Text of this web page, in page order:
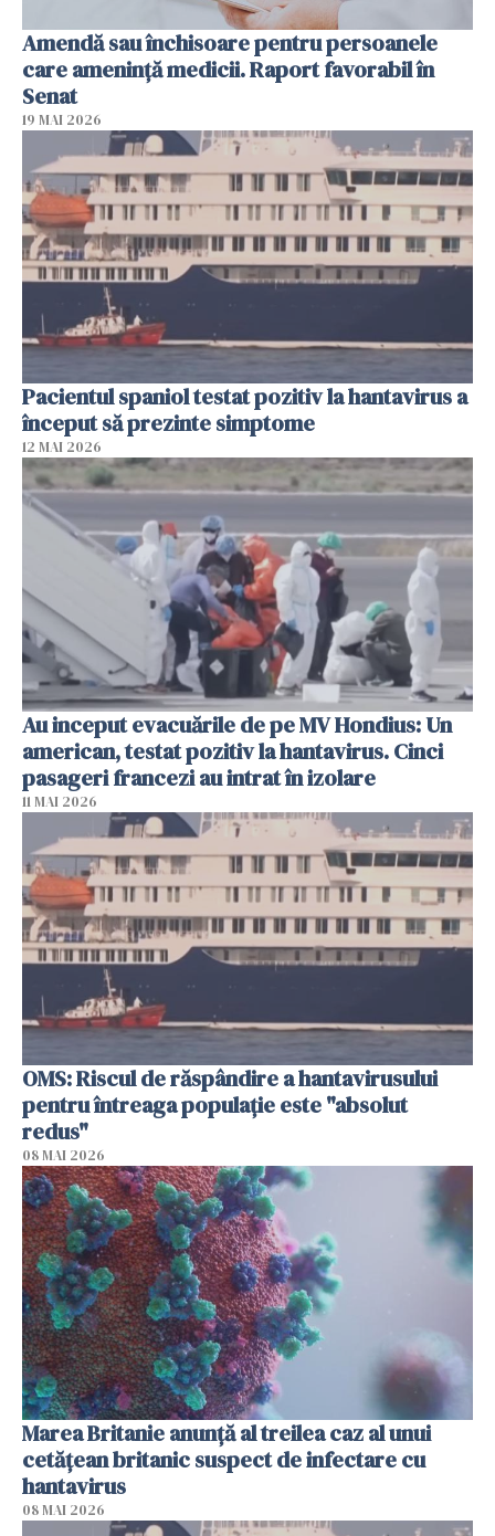
Amendă sau închisoare pentru persoanele
care ameninţă medicii. Raport favorabil în
Senat
19 MAI 2026
Pacientul spaniol testat pozitiv la hantavirus a
început să prezinte simptome
12 MAI 2026
Au inceput evacuările de pe MV Hondius: Un
american, testat pozitiv la hantavirus. Cinci
pasageri francezi au intrat în izolare
11 MAI 2026
OMS: Riscul de răspândire a hantavirusului
pentru întreaga populaţie este "absolut
redus"
08 MAI 2026
Marea Britanie anunţă al treilea caz al unui
cetăţean britanic suspect de infectare cu
hantavirus
08 MAI 2026